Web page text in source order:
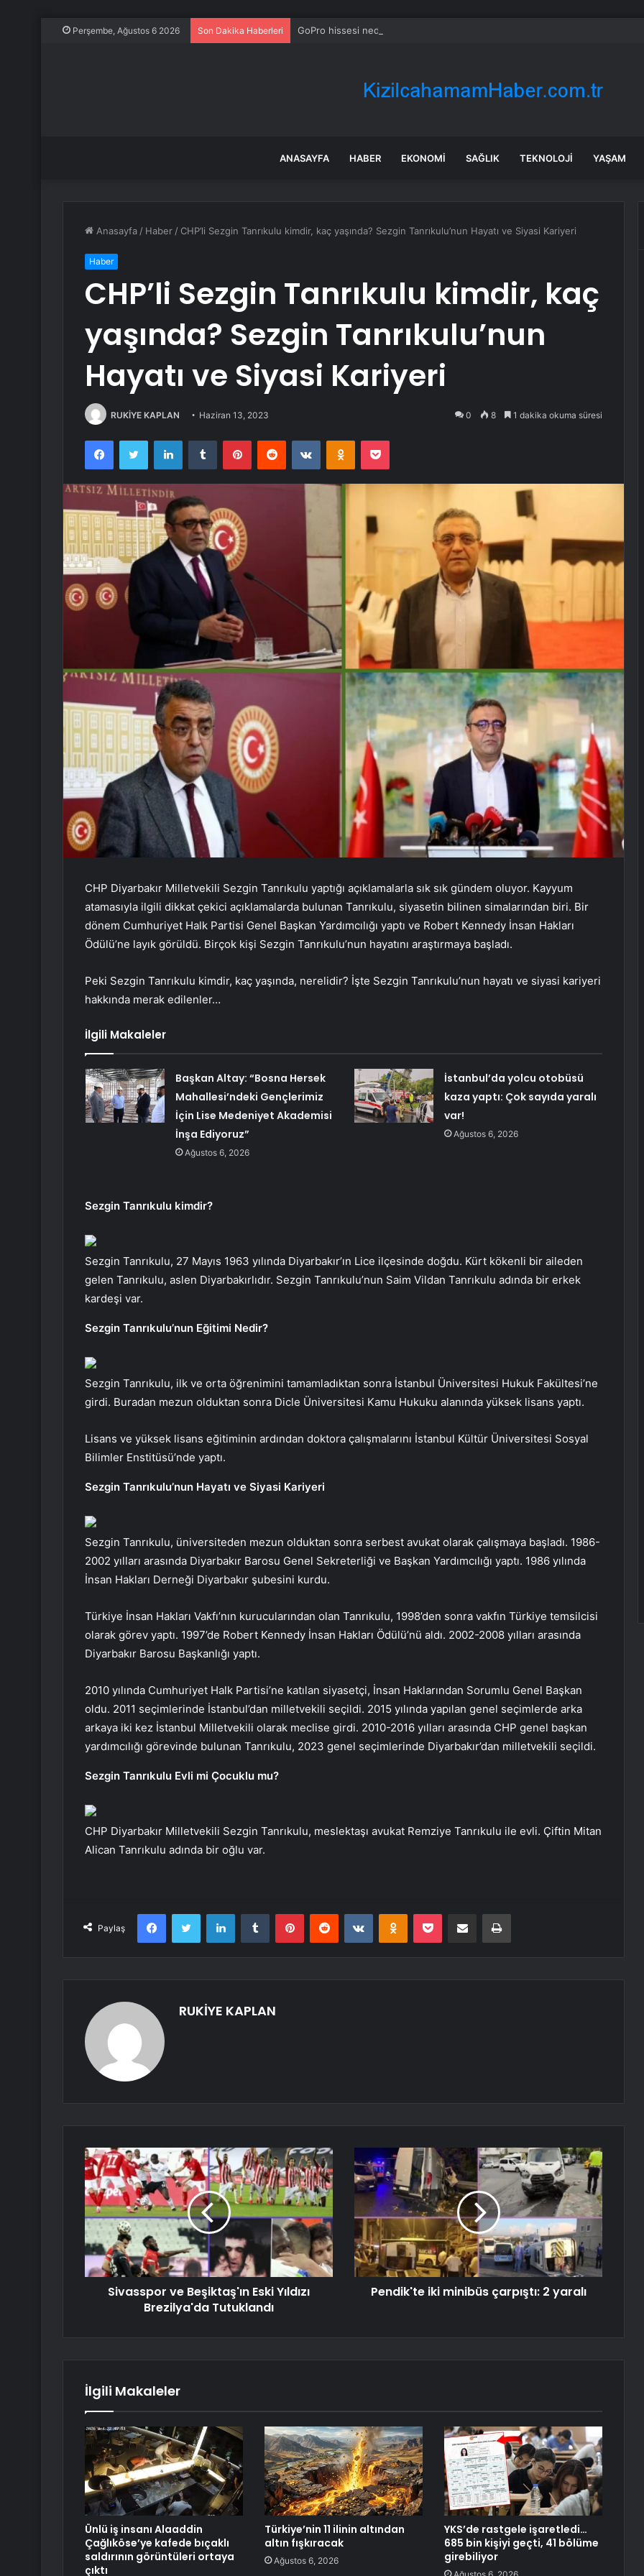
Perşembe, Ağustos 6 2026 Son Dakika Haberleri GoPro hissesi neden bugün düşüyor?
ANASAYFA HABER EKONOMI SAĞLIK TEKNOLOJI YAŞAM
Anasayfa / Haber / CHP’li Sezgin Tanrıkulu kimdir, kaç yaşında? Sezgin Tanrıkulu’nun Hayatı ve Siyasi Kariyeri
Haber
CHP’li Sezgin Tanrıkulu kimdir, kaç
yaşında? Sezgin Tanrıkulu’nun
Hayatı ve Siyasi Kariyeri
RUKİYE KAPLAN Haziran 13, 2023 0 8 1 dakika okuma süresi
FacebookTwitter LinkedInTumblr PinterestReddit VKontakteOdnoklassniki
Pocket
CHP Diyarbakır Milletvekili Sezgin Tanrıkulu yaptığı açıklamalarla sık sık gündem oluyor. Kayyum
atamasıyla ilgili dikkat çekici açıklamalarda bulunan Tanrıkulu, siyasetin bilinen simalarından biri. Bir
dönem Cumhuriyet Halk Partisi Genel Başkan Yardımcılığı yaptı ve Robert Kennedy İnsan Hakları
Ödülü’ne layık görüldü. Birçok kişi Sezgin Tanrıkulu’nun hayatını araştırmaya başladı.
Peki Sezgin Tanrıkulu kimdir, kaç yaşında, nerelidir? İşte Sezgin Tanrıkulu’nun hayatı ve siyasi kariyeri
hakkında merak edilenler…
İlgili Makaleler
Başkan Altay: “Bosna Hersek
Mahallesi’ndeki Gençlerimiz
İçin Lise Medeniyet Akademisi
İnşa Ediyoruz”
Ağustos 6, 2026
İstanbul’da yolcu otobüsü
kaza yaptı: Çok sayıda yaralı
var!
Ağustos 6, 2026
Sezgin Tanrıkulu kimdir?
Sezgin Tanrıkulu, 27 Mayıs 1963 yılında Diyarbakır’ın Lice ilçesinde doğdu. Kürt kökenli bir aileden
gelen Tanrıkulu, aslen Diyarbakırlıdır. Sezgin Tanrıkulu’nun Saim Vildan Tanrıkulu adında bir erkek
kardeşi var.
Sezgin Tanrıkulu’nun Eğitimi Nedir?
Sezgin Tanrıkulu, ilk ve orta öğrenimini tamamladıktan sonra İstanbul Üniversitesi Hukuk Fakültesi’ne
girdi. Buradan mezun olduktan sonra Dicle Üniversitesi Kamu Hukuku alanında yüksek lisans yaptı.
Lisans ve yüksek lisans eğitiminin ardından doktora çalışmalarını İstanbul Kültür Üniversitesi Sosyal
Bilimler Enstitüsü’nde yaptı.
Sezgin Tanrıkulu’nun Hayatı ve Siyasi Kariyeri
Sezgin Tanrıkulu, üniversiteden mezun olduktan sonra serbest avukat olarak çalışmaya başladı. 1986-
2002 yılları arasında Diyarbakır Barosu Genel Sekreterliği ve Başkan Yardımcılığı yaptı. 1986 yılında
İnsan Hakları Derneği Diyarbakır şubesini kurdu.
Türkiye İnsan Hakları Vakfı’nın kurucularından olan Tanrıkulu, 1998’den sonra vakfın Türkiye temsilcisi
olarak görev yaptı. 1997’de Robert Kennedy İnsan Hakları Ödülü’nü aldı. 2002-2008 yılları arasında
Diyarbakır Barosu Başkanlığı yaptı.
2010 yılında Cumhuriyet Halk Partisi’ne katılan siyasetçi, İnsan Haklarından Sorumlu Genel Başkan
oldu. 2011 seçimlerinde İstanbul’dan milletvekili seçildi. 2015 yılında yapılan genel seçimlerde arka
arkaya iki kez İstanbul Milletvekili olarak meclise girdi. 2010-2016 yılları arasında CHP genel başkan
yardımcılığı görevinde bulunan Tanrıkulu, 2023 genel seçimlerinde Diyarbakır’dan milletvekili seçildi.
Sezgin Tanrıkulu Evli mi Çocuklu mu?
CHP Diyarbakır Milletvekili Sezgin Tanrıkulu, meslektaşı avukat Remziye Tanrıkulu ile evli. Çiftin Mitan
Alican Tanrıkulu adında bir oğlu var.
Paylaş
FacebookTwitter LinkedInTumblr PinterestReddit VKontakteOdnoklassniki
Pocket E-Posta ile paylaş Yazdır
RUKİYE KAPLAN
Sivasspor ve Beşiktaş'ın Eski Yıldızı
Brezilya'da Tutuklandı
Pendik'te iki minibüs çarpıştı: 2 yaralı
İlgili Makaleler
Ünlü iş insanı Alaaddin
Çağlıköse’ye kafede bıçaklı
saldırının görüntüleri ortaya
çıktı
Türkiye’nin 11 ilinin altından
altın fışkıracak
Ağustos 6, 2026
YKS’de rastgele işaretledi…
685 bin kişiyi geçti, 41 bölüme
girebiliyor